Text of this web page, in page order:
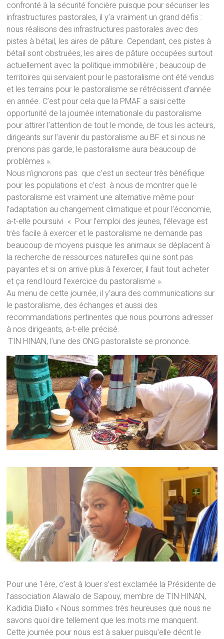
confronté à la sécurité foncière puisque pour sécuriser les
infrastructures pastorales, il y’a vraiment un grand défis :
nous réalisons des infrastructures pastorales avec des
pistes à bétail, les aires de pâture. Cependant, ces pistes à
bétail sont obstruées, les aires de pâture occupées surtout
actuellement avec la politique immobilière ; beaucoup de
territoires qui servaient pour le pastoralisme ont été vendus
et les terrains pour le pastoralisme se rétrécissent d’année
en année. C’est pour cela que la PMAF a saisi cette
opportunité de la journée internationale du pastoralisme
pour attirer l’attention de tout le monde, de tous les acteurs,
dirigeants sur l’avenir du pastoralisme au BF et si nous ne
prenons pas garde, le pastoralisme aura beaucoup de
problèmes ».
Nous n’ignorons pas que c’est un secteur très bénéfique
pour les populations et c’est à nous de montrer que le
pastoralisme est vraiment une alternative même pour
l’adaptation au changement climatique et pour l’économie,
a-t-elle poursuivi « Pour l’emploi des jeunes, l’élevage est
très facile à exercer et le pastoralisme ne demande pas
beaucoup de moyens puisque les animaux se déplacent à
la recherche de ressources naturelles qui ne sont pas
payantes et si on arrive plus à l’exercer, il faut tout acheter
et ça rend lourd l’exercice du pastoralisme ».
Au menu de cette journée, il y’aura des communications sur
le pastoralisme, des échanges et aussi des
recommandations pertinentes que nous pourrons adresser
à nos dirigeants, a-t-elle précisé.
TIN HINAN, l’une des ONG pastoraliste se prononce.
Pour une 1ère, c’est à louer s’est exclamée la Présidente de
l’association Alawalo de Sapouy, membre de TIN HINAN,
Kadidia Diallo « Nous sommes très heureuses que nous ne
savons quoi dire tellement que les mots me manquent.
Cette journée pour nous est à saluer puisqu’elle décrit le